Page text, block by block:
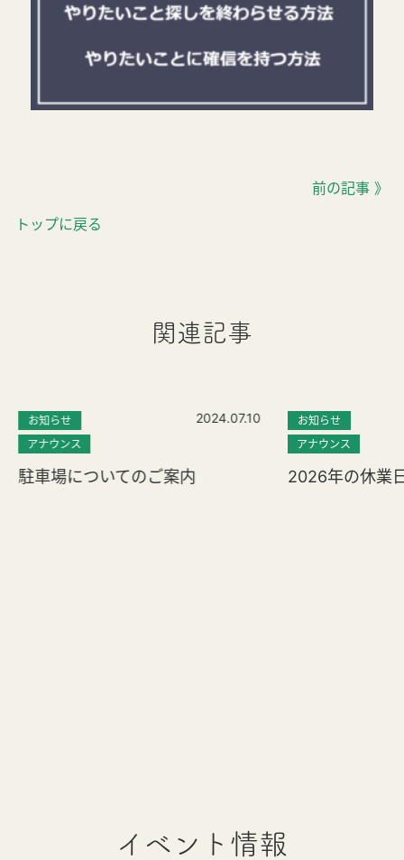
トップに戻る
前の記事 》
関連記事
お知らせ
アナウンス
2024.07.10
駐車場についてのご案内
お知らせ
アナウンス
2026年の休業
イベント情報